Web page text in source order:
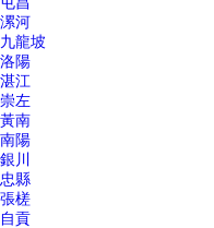
漯河
九龍坡
洛陽
湛江
崇左
黃南
南陽
銀川
忠縣
張槎
自貢